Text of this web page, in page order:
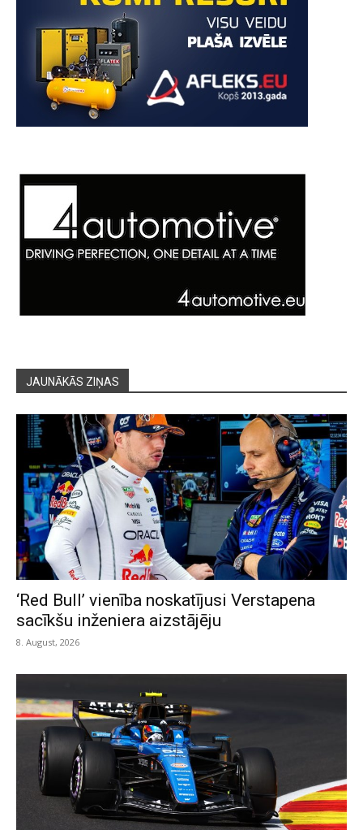
JAUNĀKĀS ZIŅAS
‘Red Bull’ vienība noskatījusi Verstapena
sacīkšu inženiera aizstājēju
8. August, 2026